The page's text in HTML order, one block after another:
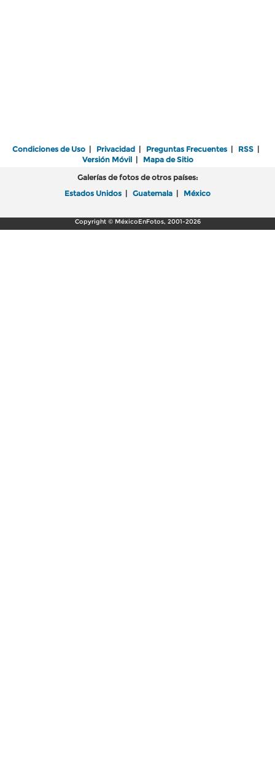
Condiciones de Uso | Privacidad | Preguntas Frecuentes | RSS |
Versión Móvil| Mapa de Sitio
Galerías de fotos de otros países:
Estados Unidos | Guatemala | México
Copyright © MéxicoEnFotos, 2001-2026